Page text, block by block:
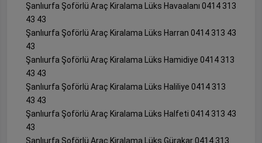
Şanlıurfa Şoförlü Araç Kiralama Lüks Havaalanı 0414 313
43 43
Şanlıurfa Şoförlü Araç Kiralama Lüks Harran 0414 313 43
43
Şanlıurfa Şoförlü Araç Kiralama Lüks Hamidiye 0414 313
43 43
Şanlıurfa Şoförlü Araç Kiralama Lüks Haliliye 0414 313
43 43
Şanlıurfa Şoförlü Araç Kiralama Lüks Halfeti 0414 313 43
43
Şanlıurfa Şoförlü Araç Kiralama Lüks Gürakar 0414 313